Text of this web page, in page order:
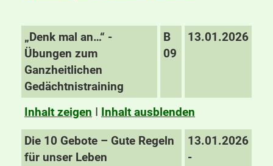
„Denk mal an…“ -
Übungen zum
Ganzheitlichen
Gedächtnistraining
B
09
13.01.2026
Inhalt zeigen I Inhalt ausblenden
Die 10 Gebote – Gute Regeln
für unser Leben
13.01.2026
-